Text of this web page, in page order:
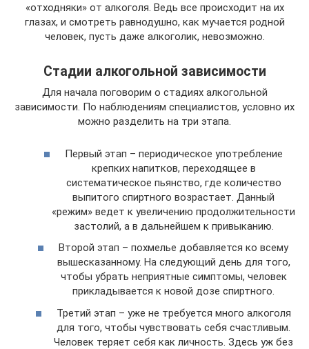
«отходняки» от алкоголя. Ведь все происходит на их
глазах, и смотреть равнодушно, как мучается родной
человек, пусть даже алкоголик, невозможно.
Стадии алкогольной зависимости
Для начала поговорим о стадиях алкогольной
зависимости. По наблюдениям специалистов, условно их
можно разделить на три этапа.
Первый этап – периодическое употребление
крепких напитков, переходящее в
систематическое пьянство, где количество
выпитого спиртного возрастает. Данный
«режим» ведет к увеличению продолжительности
застолий, а в дальнейшем к привыканию.
Второй этап – похмелье добавляется ко всему
вышесказанному. На следующий день для того,
чтобы убрать неприятные симптомы, человек
прикладывается к новой дозе спиртного.
Третий этап – уже не требуется много алкоголя
для того, чтобы чувствовать себя счастливым.
Человек теряет себя как личность. Здесь уж без